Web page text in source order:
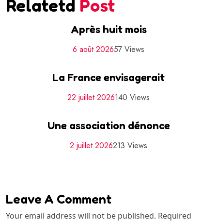
Relatetd Post
Après huit mois
6 août 202657 Views
La France envisagerait
22 juillet 2026140 Views
Une association dénonce
2 juillet 2026213 Views
Leave A Comment
Your email address will not be published. Required